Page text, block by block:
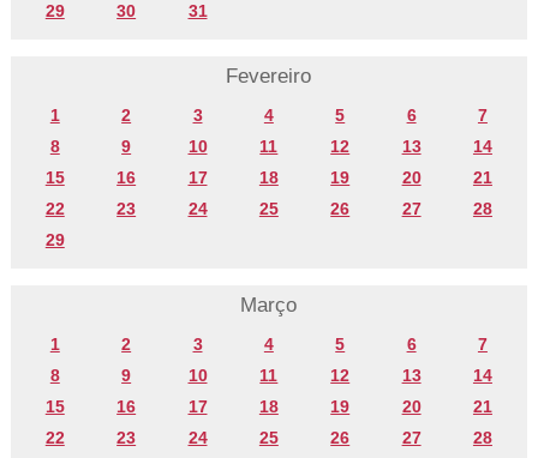
29
30 31
Fevereiro
1 2 3 4 5 6
7
8
9 10 11 12 13
14
15
16 17 18 19 20
21
22
23 24 25 26 27
28
29
Março
1 2 3 4 5 6
7
8
9 10 11 12 13
14
15
16 17 18 19 20
21
22
23 24 25 26 27
28